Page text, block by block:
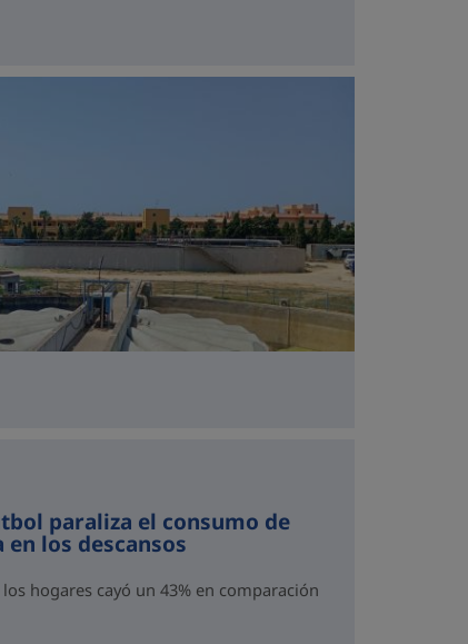
paraliza el consumo de
en los descansos
hogares cayó un 43% en comparación